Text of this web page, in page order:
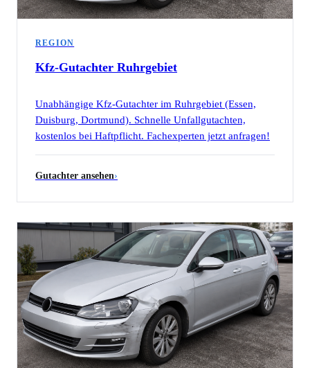
REGION
Kfz-Gutachter Ruhrgebiet
Unabhängige Kfz-Gutachter im Ruhrgebiet (Essen,
Duisburg, Dortmund). Schnelle Unfallgutachten,
kostenlos bei Haftpflicht. Fachexperten jetzt anfragen!
Gutachter ansehen›